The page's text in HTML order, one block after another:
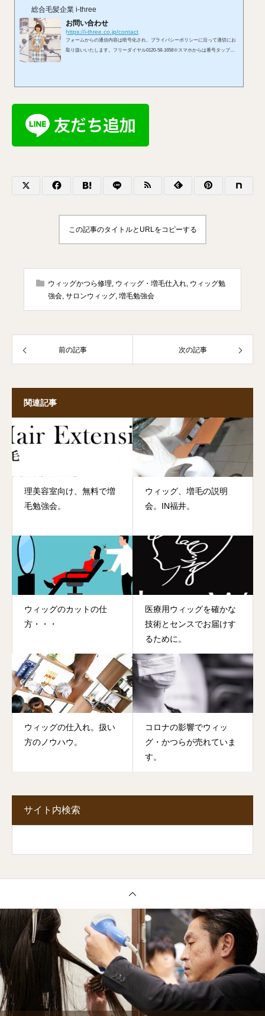
総合毛髪企業 i-three
お問い合わせ
https://i-three.co.jp/contact
フォームからの通信内容は暗号化され、プライバシーポリシーに沿って適切にお
取り扱いいたします。フリーダイヤル0120-58-1658※スマホからは番号タップで
この記事のタイトルとURLをコピーする
ウィッグかつら修理 ウィッグ・増毛仕入れ ウィッグ勉
強会 サロンウィッグ 増毛勉強会
前の記事 次の記事
関連記事
理美容室向け、無料で増
毛勉強会。
ウィッグ、増毛の説明
会。IN福井。
ウィッグのカットの仕
方・・・
医療用ウィッグを確かな
技術とセンスでお届けす
るために。
ウィッグの仕入れ。扱い
方のノウハウ。
コロナの影響でウィッ
グ・かつらが売れていま
す。
サイト内検索